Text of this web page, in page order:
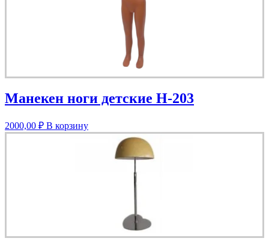
Манекен ноги детские Н-203
2000,00 ₽ В корзину